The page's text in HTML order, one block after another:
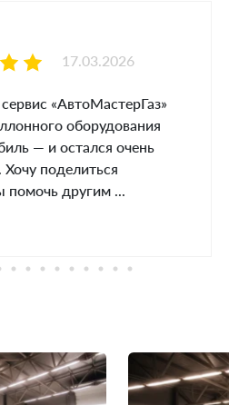
«АвтоМастерГаз»
оборудования
— и остался очень
Хочу поделиться
помочь другим ...
17.03.2026